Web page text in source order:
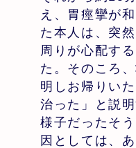
え、胃痙攣が
た本人は、突
周りが心配す
た。そのころ
明しお帰りい
治った」と説
様子だったそ
因としては、